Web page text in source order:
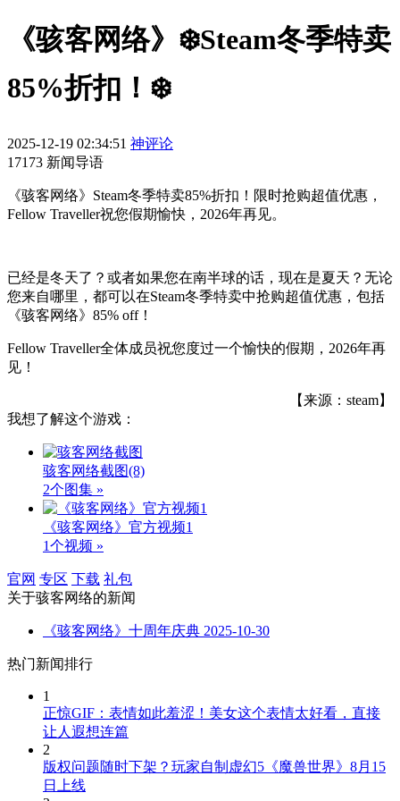
《骇客网络》❄️Steam冬季特卖
85%折扣！❄️
2025-12-19 02:34:51 神评论
17173 新闻导语
《骇客网络》Steam冬季特卖85%折扣！限时抢购超值优惠，
Fellow Traveller祝您假期愉快，2026年再见。
已经是冬天了？或者如果您在南半球的话，现在是夏天？无论
您来自哪里，都可以在Steam冬季特卖中抢购超值优惠，包括
《骇客网络》85% off！
Fellow Traveller全体成员祝您度过一个愉快的假期，2026年再
见！
【来源：steam】
我想了解这个游戏：
骇客网络截图(8)
2个图集 »
《骇客网络》官方视频1
1个视频 »
官网 专区 下载 礼包
关于骇客网络的新闻
《骇客网络》十周年庆典 2025-10-30
热门新闻排行
1
正惊GIF：表情如此羞涩！美女这个表情太好看，直接
让人遐想连篇
2
版权问题随时下架？玩家自制虚幻5《魔兽世界》8月15
日上线